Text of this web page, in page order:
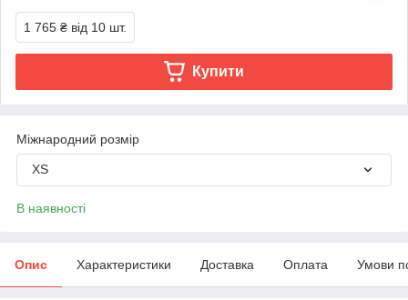
1 765 ₴ від 10 шт.
Купити
Міжнародний розмір
XS
В наявності
Опис Характеристики Доставка Оплата Умови